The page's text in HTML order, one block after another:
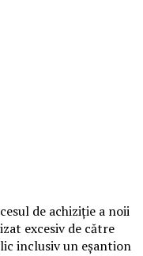
de achiziție a noii
excesiv de către
inclusiv un eșantion